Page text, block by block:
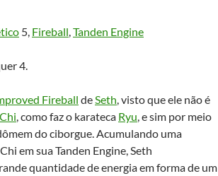
5, Fireball,Tanden Engine
4.
Fireball deSeth, visto que ele não é
Chi, como faz o karateca Ryu, e sim por meio
do ciborgue. Acumulando uma
em sua Tanden Engine, Seth
quantidade de energia em forma de um